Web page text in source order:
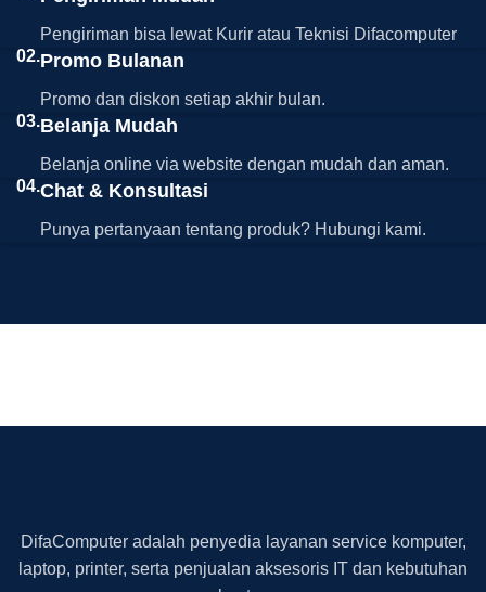
Pengiriman bisa lewat Kurir atau Teknisi Difacomputer
02.Promo Bulanan
Promo dan diskon setiap akhir bulan.
03.Belanja Mudah
Belanja online via website dengan mudah dan aman.
04.Chat & Konsultasi
Punya pertanyaan tentang produk? Hubungi kami.
DifaComputer adalah penyedia layanan service komputer,
laptop, printer, serta penjualan aksesoris IT dan kebutuhan